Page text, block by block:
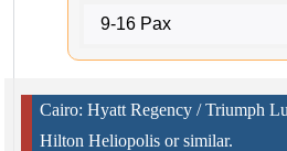
9-16 Pax
Cairo: Hyatt Regency / Triumph
Hilton Heliopolis or similar.